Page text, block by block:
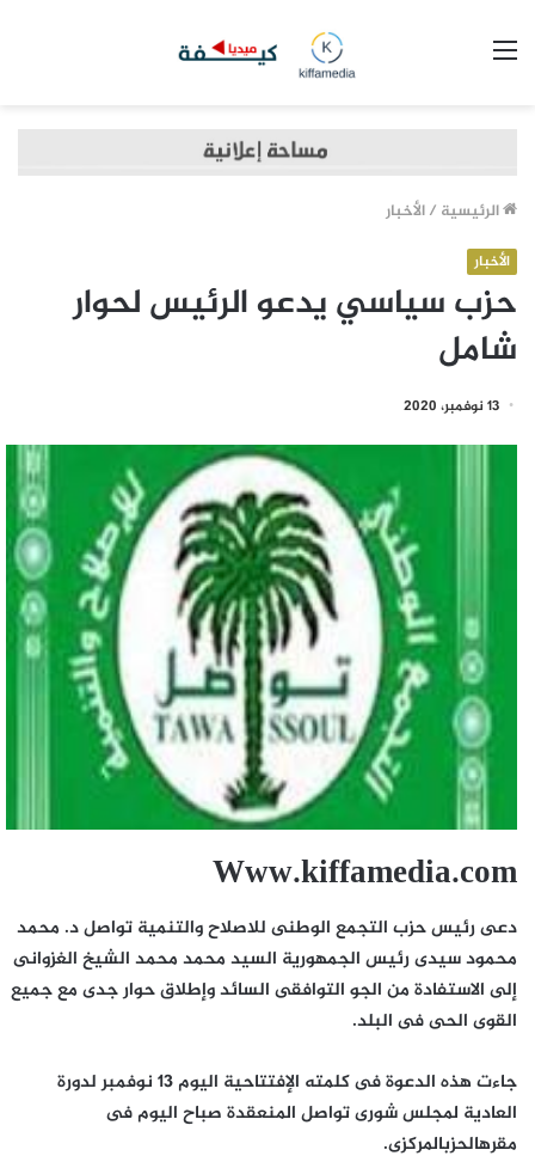
الرئيسية /الأخبار
الأخبار
حزب سياسي يدعو الرئيس لحوار
شامل
13 نوفمبر، 2020
Www.kiffamedia.com
دعى رئيس حزب التجمع الوطنى للاصلاح والتنمية تواصل د. محمد
محمود سيدى رئيس الجمهورية السيد محمد محمد الشيخ الغزوانى
إلى الاستفادة من الجو التوافقى السائد وإطلاق حوار جدى مع جميع
القوى الحى فى البلد.
جاءت هذه الدعوة فى كلمته الإفتتاحية اليوم 13 نوفمبر لدورة
العادية لمجلس شورى تواصل المنعقدة صباح اليوم فى
مقرهالحزبالمركزى.